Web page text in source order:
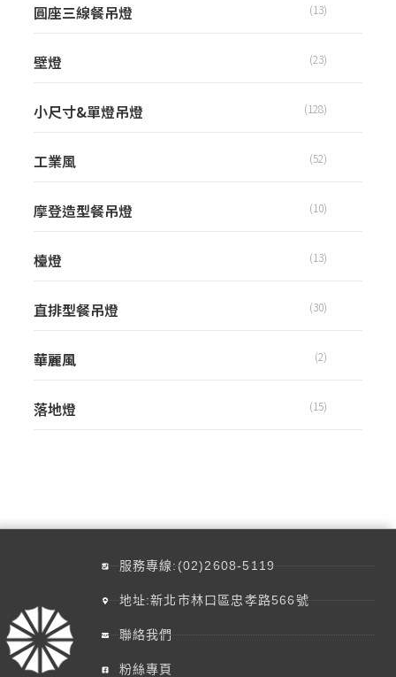
圓座三線餐吊燈 (13)
壁燈 (23)
小尺寸&單燈吊燈 (128)
工業風 (52)
摩登造型餐吊燈 (10)
檯燈 (13)
直排型餐吊燈 (30)
華麗風 (2)
落地燈 (15)
服務專線:(02)2608-5119
地址:新北市林口區忠孝路566號
聯絡我們
粉絲專頁